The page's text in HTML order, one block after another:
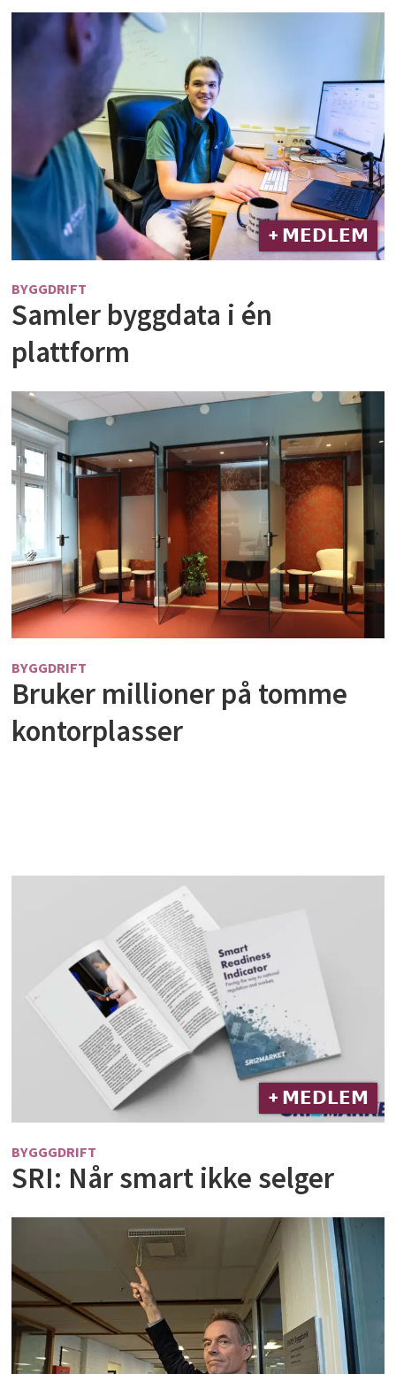
+ 𝗠𝗘𝗗𝗟𝗘𝗠
BYGGDRIFT
Samler byggdata i én
plattform
BYGGDRIFT
Bruker millioner på tomme
kontorplasser
+ 𝗠𝗘𝗗𝗟𝗘𝗠
BYGGGDRIFT
SRI: Når smart ikke selger